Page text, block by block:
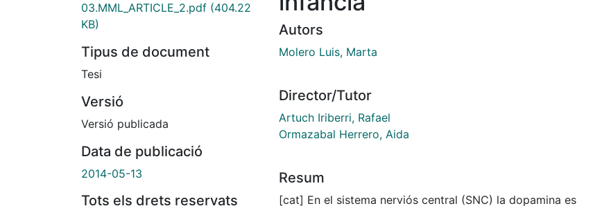
03.MML_ARTICLE_2.pdf (404.22
KB)
Tipus de document
Tesi
Versió
Versió publicada
Data de publicació
2014-05-13
Tots els drets reservats
Autors
Molero Luis, Marta
Director/Tutor
Artuch Iriberri, Rafael
Ormazabal Herrero, Aida
Resum
[cat] En el sistema nerviós central (SNC) la dopamina es